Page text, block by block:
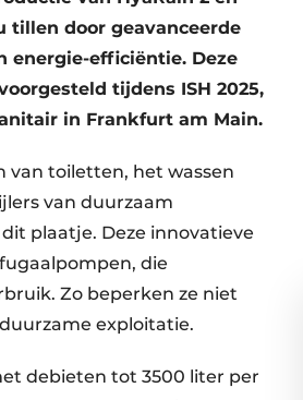
tillen door geavanceerde
energie-efficiëntie. Deze
tijdens ISH 2025,
in Frankfurt am Main.
van toiletten, het wassen
van duurzaam
plaatje. Deze innovatieve
die
Zo beperken ze niet
exploitatie.
debieten tot 3500 liter per